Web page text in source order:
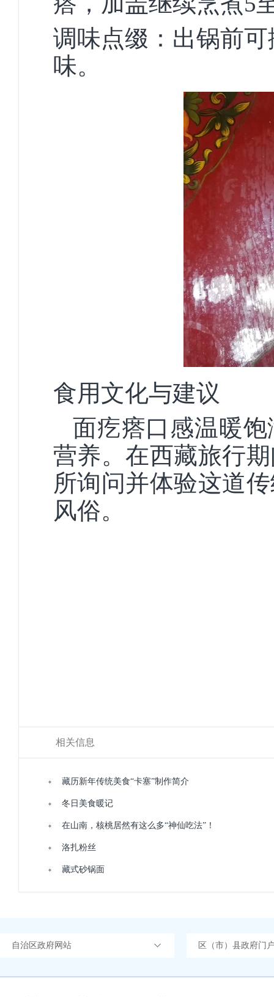
调味点缀：出锅前
味。
食用文化与建议
面疙瘩口感温暖
营养。在西藏旅行
所询问并体验这道
风俗。
相关信息
藏历新年传统美食“卡塞”制作简介
冬日美食暖记
在山南，核桃居然有这么多“神仙吃法”！
​洛扎粉丝
藏式砂锅面
自治区政府网站 区（市）县政府门